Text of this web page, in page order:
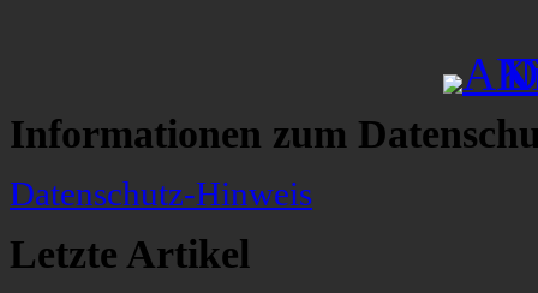
Informationen zum
Datenschutz-Hinweis
Letzte Artikel